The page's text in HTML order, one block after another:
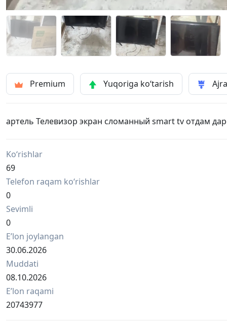
Premium Yuqoriga ko‘tarish
артель Телевизор экран сломанный smart tv отдам
Ko‘rishlar
69
Telefon raqam ko‘rishlar
0
Sevimli
0
Eʼlon joylangan
30.06.2026
Muddati
08.10.2026
Eʼlon raqami
20743977